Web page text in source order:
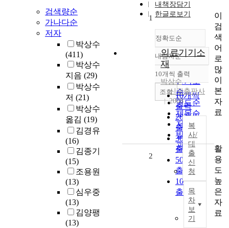
검색량순
가나다순
저자
박상수
(411)
박상수
지음 (29)
박상수
저 (21)
박상수
옮김 (19)
김경유
(16)
김종기
(15)
조용원
(13)
심우중
(13)
김양팽
(13)
내책장담기
한글로보기
정확도순
정확도
순
인기도
순
연도순
제목순
저자순
발행기
관순
내림차순
내림차순
10개씩 출력
10개씩
출력
20개씩
출력
30개씩
출력
50개씩
출력
100개씩
출력
조회
1
의료기기소
재
박상수
신광출판사
2008
복
사/
대
출
신
청
목
차
보
기
2
이
검
색
어
로
많
이
본
자
료
활
용
도
높
은
자
료